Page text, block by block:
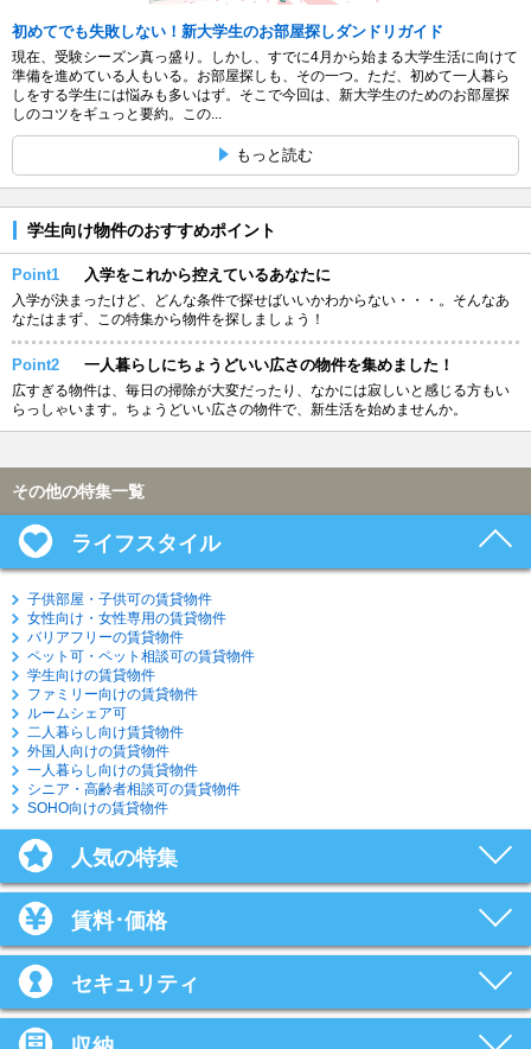
初めてでも失敗しない！新大学生のお部屋探しダンドリガイド
現在、受験シーズン真っ盛り。しかし、すでに4月から始まる大学生活に向けて
準備を進めている人もいる。お部屋探しも、その一つ。ただ、初めて一人暮ら
しをする学生には悩みも多いはず。そこで今回は、新大学生のためのお部屋探
しのコツをギュっと要約。この...
もっと読む
学生向け物件のおすすめポイント
Point1 入学をこれから控えているあなたに
入学が決まったけど、どんな条件で探せばいいかわからない・・・。そんなあ
なたはまず、この特集から物件を探しましょう！
Point2 一人暮らしにちょうどいい広さの物件を集めました！
広すぎる物件は、毎日の掃除が大変だったり、なかには寂しいと感じる方もい
らっしゃいます。ちょうどいい広さの物件で、新生活を始めませんか。
その他の特集一覧
ライフスタイル
子供部屋・子供可の賃貸物件
女性向け・女性専用の賃貸物件
バリアフリーの賃貸物件
ペット可・ペット相談可の賃貸物件
学生向けの賃貸物件
ファミリー向けの賃貸物件
ルームシェア可
二人暮らし向け賃貸物件
外国人向けの賃貸物件
一人暮らし向けの賃貸物件
シニア・高齢者相談可の賃貸物件
SOHO向けの賃貸物件
人気の特集
賃料･価格
セキュリティ